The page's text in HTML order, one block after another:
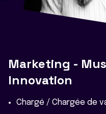
Marketing -
Innovation
Chargé / Chargée de